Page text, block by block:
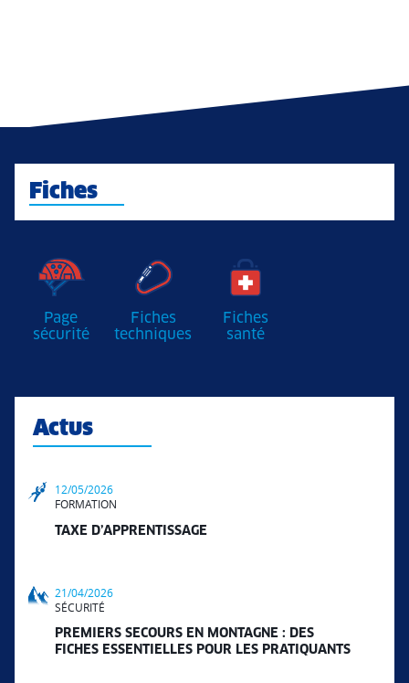
Fiches
Page
sécurité
Fiches
techniques
Fiches
santé
Actus
12/05/2026
FORMATION
TAXE D’APPRENTISSAGE
21/04/2026
SÉCURITÉ
PREMIERS SECOURS EN MONTAGNE : DES
FICHES ESSENTIELLES POUR LES PRATIQUANTS